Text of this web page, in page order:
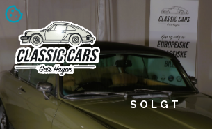
SOLGT